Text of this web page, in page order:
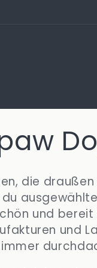
die draußen
und
und